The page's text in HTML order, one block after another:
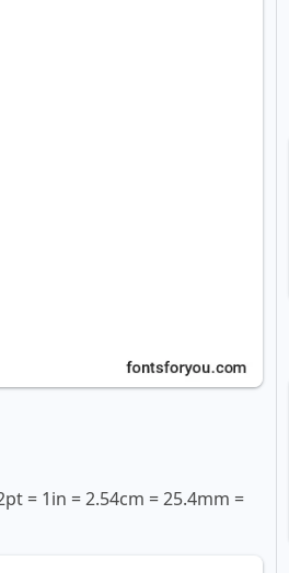
= 1in = 2.54cm = 25.4mm =